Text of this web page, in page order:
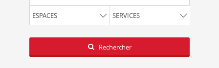
ESPACES SERVICES
Latitude
Longitude
Rechercher